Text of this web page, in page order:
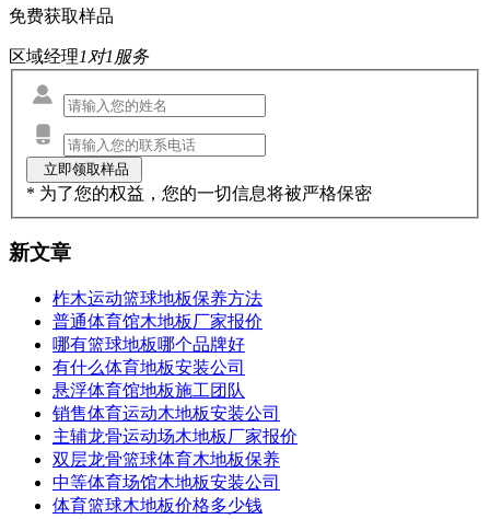
免费获取样品
区域经理1对1服务
* 为了您的权益，您的一切信息将被严格保密
新文章
柞木运动篮球地板保养方法
普通体育馆木地板厂家报价
哪有篮球地板哪个品牌好
有什么体育地板安装公司
悬浮体育馆地板施工团队
销售体育运动木地板安装公司
主辅龙骨运动场木地板厂家报价
双层龙骨篮球体育木地板保养
中等体育场馆木地板安装公司
体育篮球木地板价格多少钱